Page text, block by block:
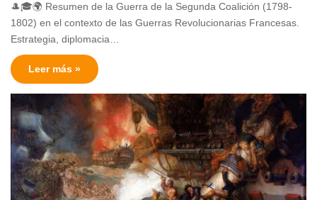
🎩🎓🌍 Resumen de la Guerra de la Segunda Coalición (1798-
1802) en el contexto de las Guerras Revolucionarias Francesas.
Estrategia, diplomacia…
Leer más »